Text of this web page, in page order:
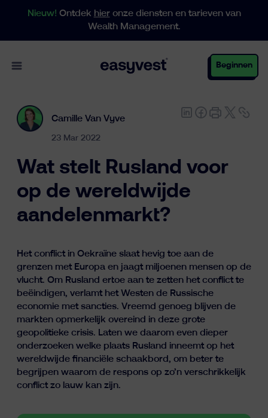
Nieuw! Ontdek hieronze diensten en tarieven van
Wealth Management.
Open main menu Beginnen
Particulieren
Business
Inzichten
nl en
Camille Van Vyve
23 Mar 2022
Wat stelt Rusland voor
op de wereldwijde
aandelenmarkt?
Het conflict in Oekraïne slaat hevig toe aan de
grenzen met Europa en jaagt miljoenen mensen op de
vlucht. Om Rusland ertoe aan te zetten het conflict te
beëindigen, verlamt het Westen de Russische
economie met sancties. Vreemd genoeg blijven de
markten opmerkelijk overeind in deze grote
geopolitieke crisis. Laten we daarom even dieper
onderzoeken welke plaats Rusland inneemt op het
wereldwijde financiële schaakbord, om beter te
begrijpen waarom de respons op zo’n verschrikkelijk
conflict zo lauw kan zijn.